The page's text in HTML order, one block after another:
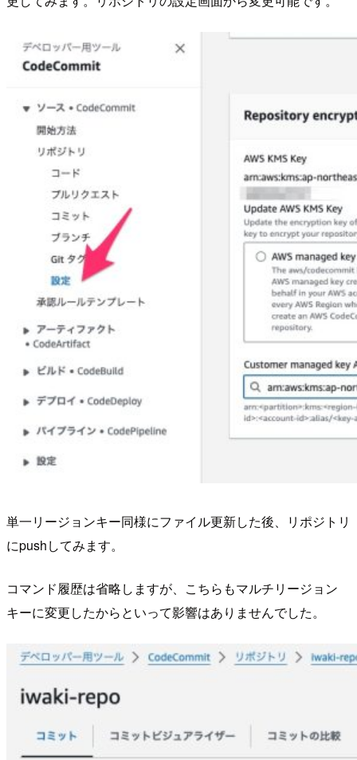
単一リージョンキー同様にファイル更新した後、リポジトリ
にpushしてみます。
コマンド履歴は省略しますが、こちらもマルチリージョン
キーに変更したからといって影響はありませんでした。